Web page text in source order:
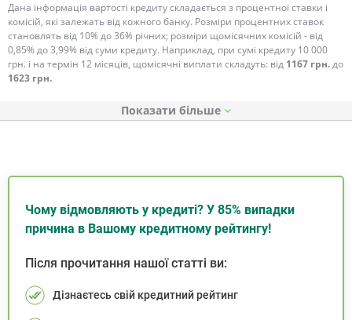
Дана інформація вартості кредиту складається з процентної ставки і
комісій, які залежать від кожного банку. Розміри процентних ставок
становлять від 10% до 36% річних; розміри щомісячних комісій - від
0,85% до 3,99% від суми кредиту. Наприклад, при сумі кредиту 10 000
грн. і на термін 12 місяців, щомісячні виплати складуть: від 1167 грн.до
1623 грн.
Показати
Чому відмовляють у кредиті? У 85% випадки
причина в Вашому кредитному рейтингу!
Після прочитання нашої статті ви:
Дізнаєтесь свій кредитний рейтинг